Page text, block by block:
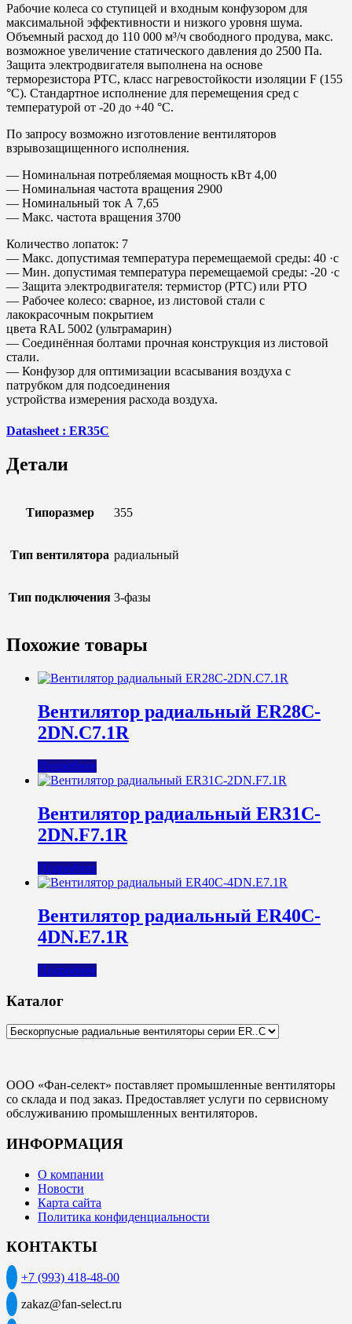
Рабочие колеса со ступицей и входным конфузором для
максимальной эффективности и низкого уровня шума.
Объемный расход до 110 000 м³/ч свободного продува, макс.
возможное увеличение статического давления до 2500 Па.
Защита электродвигателя выполнена на основе
терморезистора PTC, класс нагревостойкости изоляции F (155
°С). Стандартное исполнение для перемещения сред с
температурой от -20 до +40 °С.
По запросу возможно изготовление вентиляторов
взрывозащищенного исполнения.
— Номинальная потребляемая мощность кВт 4,00
— Номинальная частота вращения 2900
— Номинальный ток А 7,65
— Макс. частота вращения 3700
Количество лопаток: 7
— Макс. допустимая температура перемещаемой среды: 40 ·с
— Мин. допустимая температура перемещаемой среды: -20 ·с
— Защита электродвигателя: термистор (РТС) или РТО
— Рабочее колесо: сварное, из листовой стали с
лакокрасочным покрытием
цвета RAL 5002 (ультрамарин)
— Соединённая болтами прочная конструкция из листовой
стали.
— Конфузор для оптимизации всасывания воздуха с
патрубком для подсоединения
устройства измерения расхода воздуха.
Datasheet : ER35C
Детали
Типоразмер 355
Тип вентилятора радиальный
Тип подключения 3-фазы
Похожие товары
Вентилятор радиальный ER28C-
2DN.C7.1R
Подробнее
Вентилятор радиальный ER31C-
2DN.F7.1R
Подробнее
Вентилятор радиальный ER40C-
4DN.E7.1R
Подробнее
Каталог
ООО «Фан-селект» поставляет промышленные вентиляторы
со склада и под заказ. Предоставляет услуги по сервисному
обслуживанию промышленных вентиляторов.
ИНФОРМАЦИЯ
О компании
Новости
Карта сайта
Политика конфиденциальности
КОНТАКТЫ
+7 (993) 418-48-00
zakaz@fan-select.ru